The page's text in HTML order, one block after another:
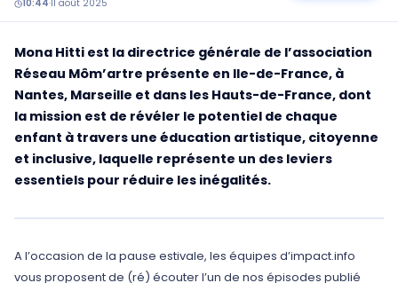
10:44·11 août 2025
Mona Hitti est la directrice générale de l’association
Réseau Môm’artre présente en Ile-de-France, à
Nantes, Marseille et dans les Hauts-de-France, dont
la mission est de révéler le potentiel de chaque
enfant à travers une éducation artistique, citoyenne
et inclusive, laquelle représente un des leviers
essentiels pour réduire les inégalités.
A l’occasion de la pause estivale, les équipes d’impact.info
vous proposent de (ré) écouter l’un de nos épisodes publié